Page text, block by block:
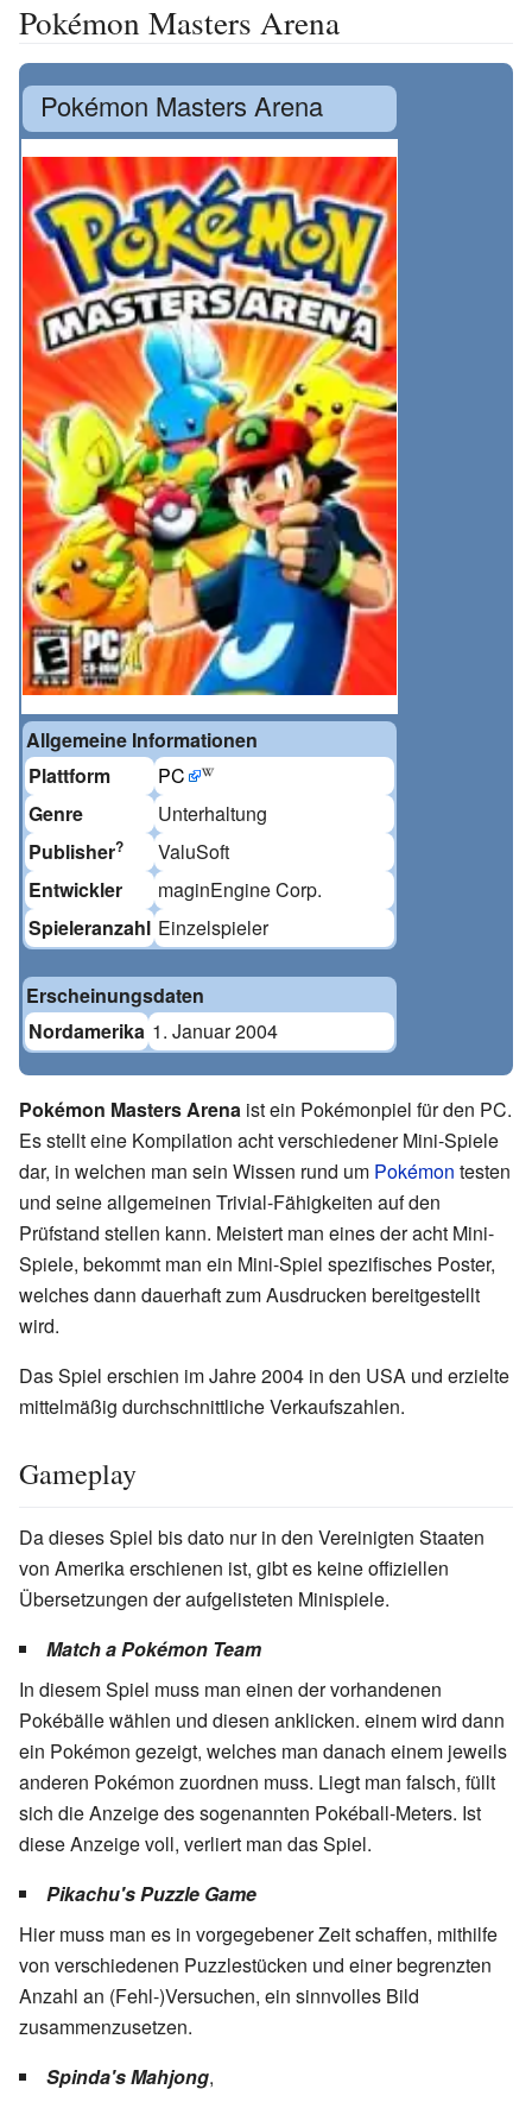
Pokémon Masters Arena
Pokémon Masters Arena
Allgemeine Informationen
Plattform
PC
Genre
Unterhaltung
Publisher?
ValuSoft
Entwickler
maginEngine Corp.
Spieleranzahl Einzelspieler
Erscheinungsdaten
Nordamerika 1. Januar 2004
Pokémon Masters Arena ist ein Pokémonpiel für den PC.
Es stellt eine Kompilation acht verschiedener Mini-Spiele
dar, in welchen man sein Wissen rund um Pokémon testen
und seine allgemeinen Trivial-Fähigkeiten auf den
Prüfstand stellen kann. Meistert man eines der acht Mini-
Spiele, bekommt man ein Mini-Spiel spezifisches Poster,
welches dann dauerhaft zum Ausdrucken bereitgestellt
wird.
Das Spiel erschien im Jahre 2004 in den USA und erzielte
mittelmäßig durchschnittliche Verkaufszahlen.
Gameplay
Da dieses Spiel bis dato nur in den Vereinigten Staaten
von Amerika erschienen ist, gibt es keine offiziellen
Übersetzungen der aufgelisteten Minispiele.
Match a Pokémon Team
In diesem Spiel muss man einen der vorhandenen
Pokébälle wählen und diesen anklicken. einem wird dann
ein Pokémon gezeigt, welches man danach einem jeweils
anderen Pokémon zuordnen muss. Liegt man falsch, füllt
sich die Anzeige des sogenannten Pokéball-Meters. Ist
diese Anzeige voll, verliert man das Spiel.
Pikachu's Puzzle Game
Hier muss man es in vorgegebener Zeit schaffen, mithilfe
von verschiedenen Puzzlestücken und einer begrenzten
Anzahl an (Fehl-)Versuchen, ein sinnvolles Bild
zusammenzusetzen.
Spinda's Mahjong,